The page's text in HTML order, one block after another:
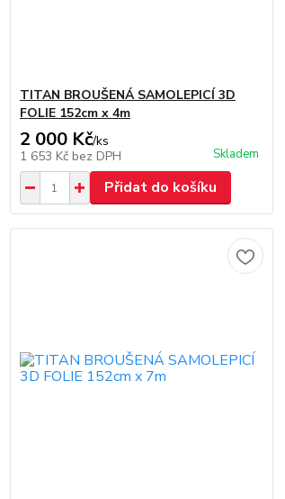
TITAN BROUŠENÁ SAMOLEPICÍ 3D
FOLIE 152cm x 4m
2 000 Kč/ks
1 653 Kč bez DPH Skladem
Přidat do košíku